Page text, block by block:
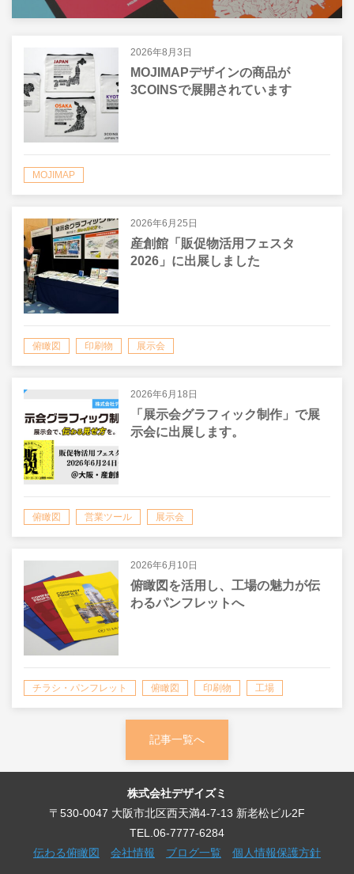
2026年8月3日
MOJIMAPデザインの商品が
3COINSで展開されています
MOJIMAP
2026年6月25日
産創館「販促物活用フェスタ
2026」に出展しました
俯瞰図 印刷物 展示会
2026年6月18日
「展示会グラフィック制作」で展
示会に出展します。
俯瞰図 営業ツール 展示会
2026年6月10日
俯瞰図を活用し、工場の魅力が伝
わるパンフレットへ
チラシ・パンフレット 俯瞰図 印刷物 工場
記事一覧へ
株式会社デザイズミ
〒530-0047 大阪市北区西天満4-7-13 新老松ビル2F
TEL.06-7777-6284
伝わる俯瞰図
会社情報 ブログ一覧 個人情報保護方針